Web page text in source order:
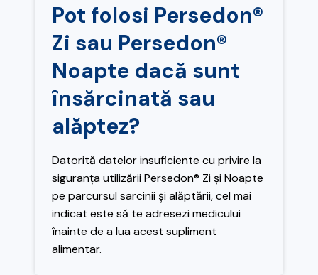
Pot folosi Persedon®
Zi sau Persedon®
Noapte dacă sunt
însărcinată sau
alăptez?
Datorită datelor insuficiente cu privire la
siguranța utilizării Persedon® Zi și Noapte
pe parcursul sarcinii și alăptării, cel mai
indicat este să te adresezi medicului
înainte de a lua acest supliment
alimentar.